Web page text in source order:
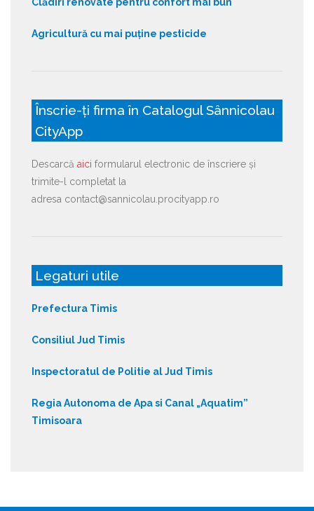
Agricultură cu mai puține pesticide
Înscrie-ți firma în Catalogul Sânnicolau
CityApp
Descarcă aici formularul electronic de înscriere și
trimite-l completat la
adresa contact@sannicolau.procityapp.ro
Legaturi utile
Prefectura Timis
Consiliul Jud Timis
Inspectoratul de Politie al Jud Timis
Regia Autonoma de Apa si Canal „Aquatim”
Timisoara